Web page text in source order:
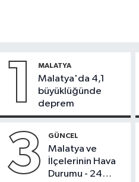
1 MALATYA
Malatya'da 4,1
büyüklüğünde
deprem
3 GÜNCEL
Malatya ve
İlçelerinin Hava
Durumu - 24